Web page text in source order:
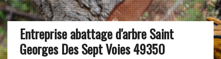
Entreprise abattage d'arbre Saint
Georges Des Sept Voies 49350